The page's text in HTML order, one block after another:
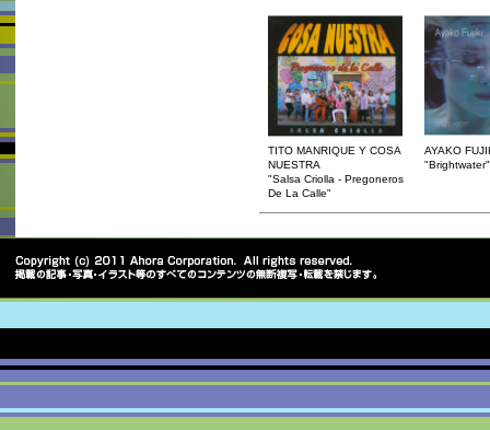
TITO MANRIQUE Y COSA
NUESTRA
"Salsa Criolla - Pregoneros
De La Calle"
AYAKO
"Brightwater"